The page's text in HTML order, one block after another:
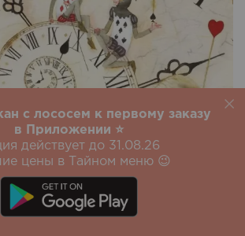
с лососем к первому заказу
в Приложении ⭐️
действует до 31.08.26
цены в Тайном меню 😉